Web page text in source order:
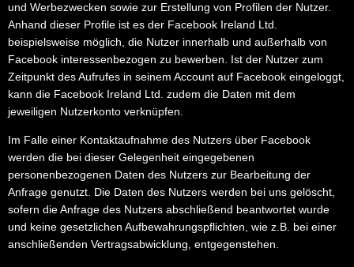
und Werbezwecken sowie zur Erstellung von Profilen der Nutzer.
Anhand dieser Profile ist es der Facebook Ireland Ltd.
beispielsweise möglich, die Nutzer innerhalb und außerhalb von
Facebook interessenbezogen zu bewerben. Ist der Nutzer zum
Zeitpunkt des Aufrufes in seinem Account auf Facebook eingeloggt,
kann die Facebook Ireland Ltd. zudem die Daten mit dem
jeweiligen Nutzerkonto verknüpfen.
Im Falle einer Kontaktaufnahme des Nutzers über Facebook
werden die bei dieser Gelegenheit eingegebenen
personenbezogenen Daten des Nutzers zur Bearbeitung der
Anfrage genutzt. Die Daten des Nutzers werden bei uns gelöscht,
sofern die Anfrage des Nutzers abschließend beantwortet wurde
und keine gesetzlichen Aufbewahrungspflichten, wie z.B. bei einer
anschließenden Vertragsabwicklung, entgegenstehen.